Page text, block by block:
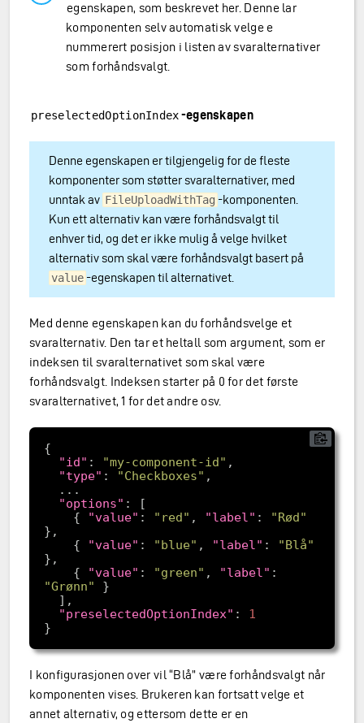
egenskapen, som beskrevet her. Denne lar
komponenten selv automatisk velge e
nummerert posisjon i listen av svaralternativer
som forhåndsvalgt.
preselectedOptionIndex-egenskapen
Denne egenskapen er tilgjengelig for de fleste
komponenter som støtter svaralternativer, med
unntak av FileUploadWithTag -komponenten.
Kun ett alternativ kan være forhåndsvalgt til
enhver tid, og det er ikke mulig å velge hvilket
alternativ som skal være forhåndsvalgt basert på
value -egenskapen til alternativet.
Med denne egenskapen kan du forhåndsvelge et
svaralternativ. Den tar et heltall som argument, som er
indeksen til svaralternativet som skal være
forhåndsvalgt. Indeksen starter på 0 for det første
svaralternativet, 1 for det andre osv.
"id" : "my-component-id"
"type" : "Checkboxes"
"options"
    {
"value" : "red" , "label" :
"Rød"
    {
"value" : "blue" , "label" :
"Blå"
    {
"value" : "green" , "label"
"Grønn"
"preselectedOptionIndex" : 1
I konfigurasjonen over vil “Blå” være forhåndsvalgt når
komponenten vises. Brukeren kan fortsatt velge et
annet alternativ, og ettersom dette er en